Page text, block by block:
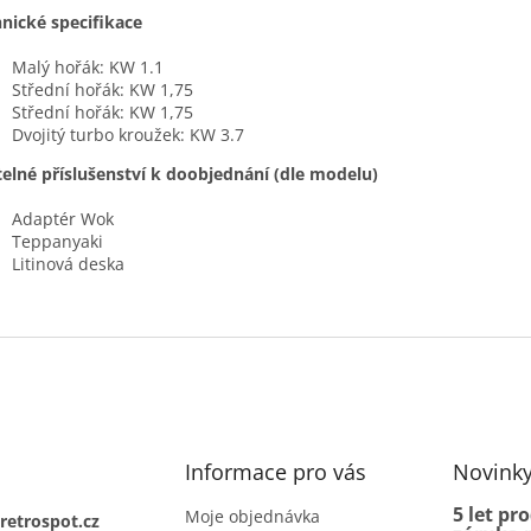
specifikace
Malý hořák: KW 1.1
Střední hořák: KW 1,75
Střední hořák: KW 1,75
Dvojitý turbo kroužek: KW 3.7
příslušenství k doobjednání (dle modelu)
Adaptér Wok
Teppanyaki
Litinová deska
retrospot.cz
Informace pro vás
Moje objednávka
5 let